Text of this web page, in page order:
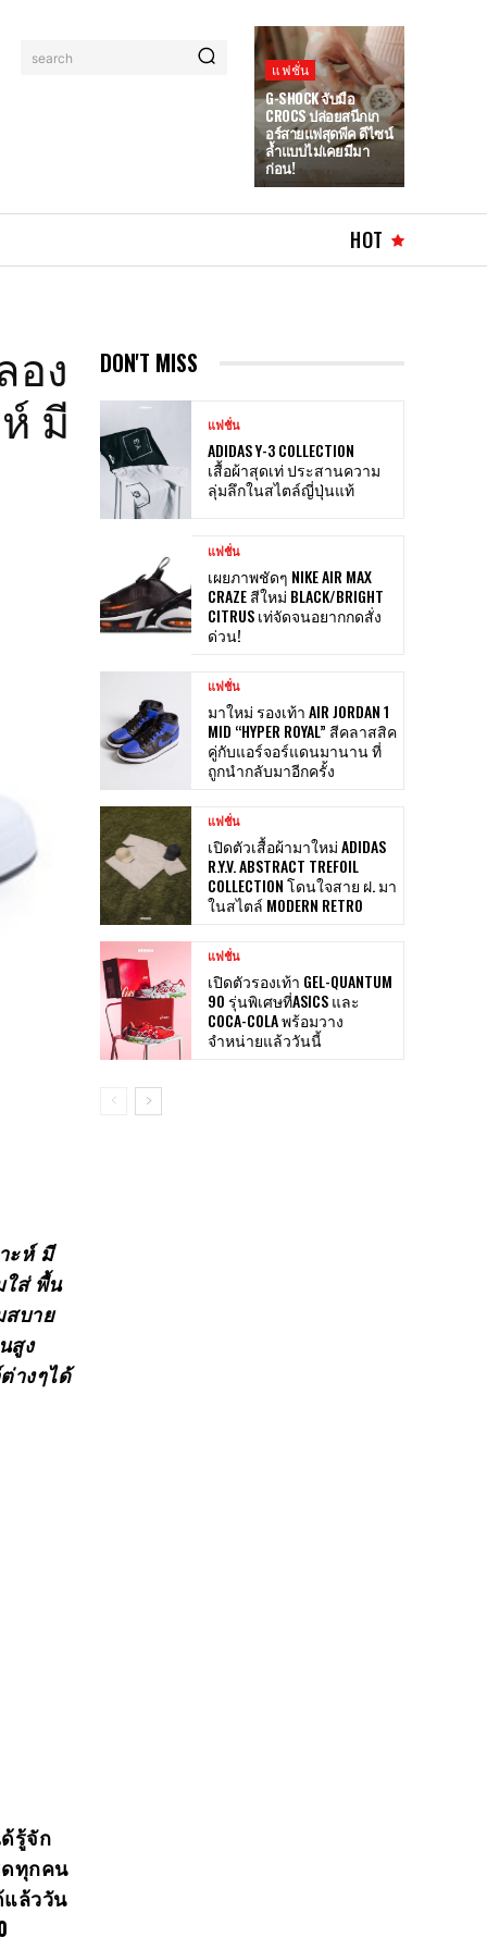
search
แฟชั่น
G-SHOCK จับมือ
CROCS ปล่อยสนีกเก
อร์สายแฟสุดพีค ดีไซน์
ล้ำแบบไม่เคยมีมา
ก่อน!
HOT
อง
มี
ะห์ มี
ส่ พื้น
บาย
สูง
างๆได้
ด้รู้จัก
ดทุกคน
แล้ววัน
DON'T MISS
แฟชั่น
ADIDAS Y-3 COLLECTION
เสื้อผ้าสุดเท่ ประสานความ
ลุ่มลึกในสไตล์ญี่ปุ่นแท้
แฟชั่น
เผยภาพชัดๆ NIKE AIR MAX
CRAZE สีใหม่ BLACK/BRIGHT
CITRUS เท่จัดจนอยากกดสั่ง
ด่วน!
แฟชั่น
มาใหม่ รองเท้า AIR JORDAN 1
MID “HYPER ROYAL” สีคลาสสิค
คู่กับแอร์จอร์แดนมานาน ที่
ถูกนำกลับมาอีกครั้ง
แฟชั่น
เปิดตัวเสื้อผ้ามาใหม่ ADIDAS
R.Y.V. ABSTRACT TREFOIL
COLLECTION โดนใจสาย ฝ. มา
ในสไตล์ MODERN RETRO
แฟชั่น
เปิดตัวรองเท้า GEL-QUANTUM
90 รุ่นพิเศษที่ASICS และ
COCA-COLA พร้อมวาง
จำหน่ายแล้ววันนี้